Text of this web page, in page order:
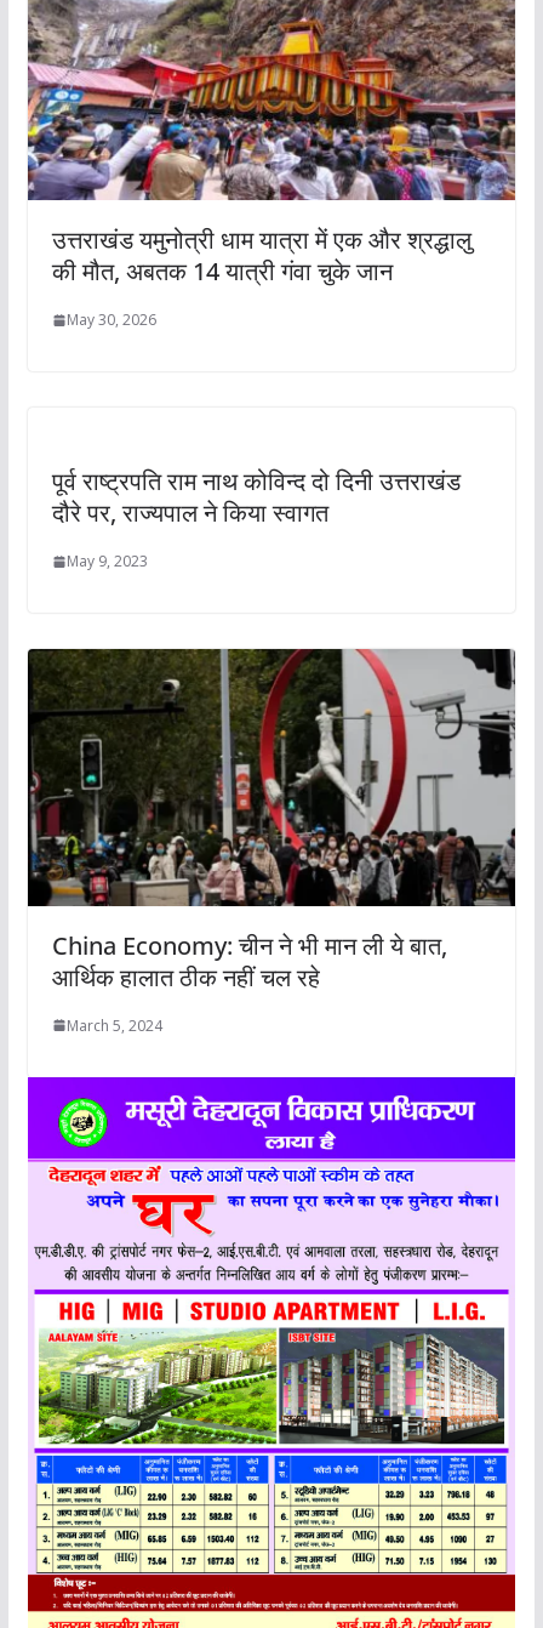
उत्तराखंड यमुनोत्री धाम यात्रा में एक और श्रद्धालु
की मौत, अबतक 14 यात्री गंवा चुके जान
May 30, 2026
पूर्व राष्ट्रपति राम नाथ कोविन्द दो दिनी उत्तराखंड
दौरे पर, राज्यपाल ने किया स्वागत
May 9, 2023
China Economy: चीन ने भी मान ली ये बात,
आर्थिक हालात ठीक नहीं चल रहे
March 5, 2024